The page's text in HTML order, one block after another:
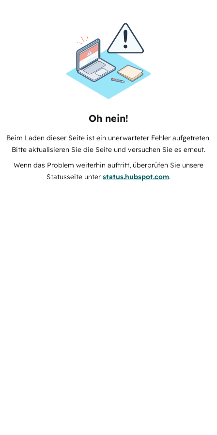
Oh nein!
Beim Laden dieser Seite ist ein unerwarteter Fehler aufgetreten.
Bitte aktualisieren Sie die Seite und versuchen Sie es erneut.
Wenn das Problem weiterhin auftritt, überprüfen Sie unsere
Statusseite unter status.hubspot.com.